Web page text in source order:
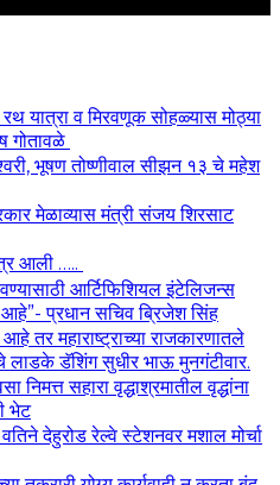
रथ यात्रा व मिरवणूक सोहळ्यास मोठ्या
गोतावळे
भूषण तोष्णीवाल सीझन १३ चे महेश
मेळाव्यास मंत्री संजय शिरसाट
आली …..
आर्टिफिशियल इंटेलिजन्स
प्रधान सचिव ब्रिजेश सिंह
तर महाराष्ट्राच्या राजकारणातले
लाडके डॅशिंग सुधीर भाऊ मुनगंटीवार.
निमत्त सहारा वृद्धाश्रमातील वृद्धांना
भेट
देहुरोड रेल्वे स्टेशनवर मशाल मोर्चा